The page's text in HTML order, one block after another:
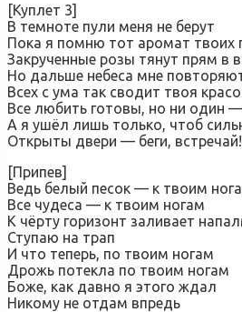
[Куплет 3]
В темноте пули меня не берут
Пока я помню тот аромат твоих
Закрученные розы тянут прям в
Но дальше небеса мне
Всех с ума так сводит твоя
Все любить готовы, но ни один
А я ушёл лишь только, чтоб
Открыты двери — беги, встречай!
[Припев]
Ведь белый песок — к твоим
Все чудеса — к твоим ногам
К чёрту горизонт заливает
Ступаю на трап
И что теперь, по твоим ногам
Дрожь потекла по твоим ногам
Боже, как давно я этого ждал
Никому не отдам впредь